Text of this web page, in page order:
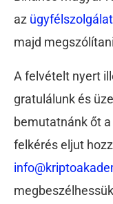
az
majd
A felvételt nyert
gratulálunk és
bemutatnánk őt
felkérés eljut